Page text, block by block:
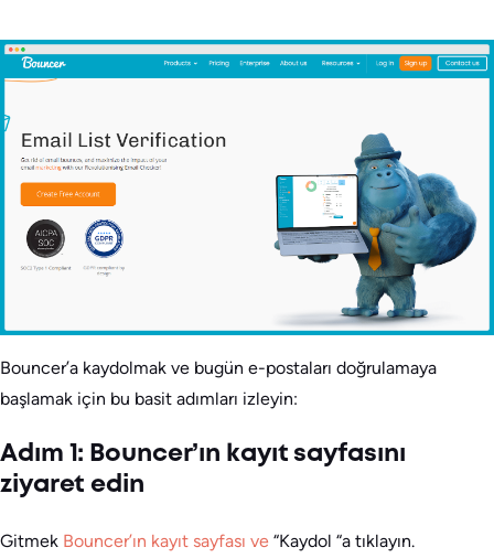
Bouncer’a kaydolmak ve bugün e-postaları doğrulamaya
başlamak için bu basit adımları izleyin:
Adım 1: Bouncer’ın kayıt sayfasını
ziyaret edin
Gitmek Bouncer’ın kayıt sayfası ve “Kaydol “a tıklayın.